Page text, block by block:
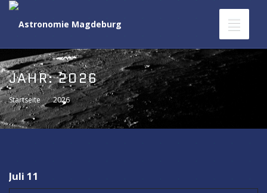
Toggle
JAHR:2026
Startseite 2026
Juli 11